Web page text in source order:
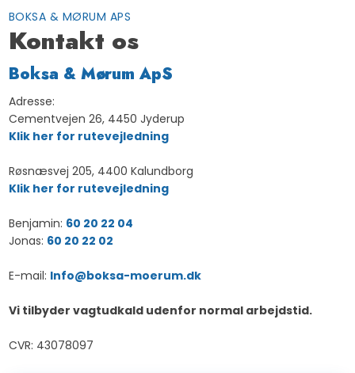
BOKSA & MØRUM APS
Kontakt os​
Boksa & Mørum ApS
Adresse:​
Cementvejen 26, 4450 Jyderup
Klik her for rutevejledning
Røsnæsvej 205, 4400 Kalundborg
Klik her for rutevejledning
Benjamin: 60 20 22 04
Jonas: 60 20 22 02
E-mail: Info@boksa-moerum.dk
Vi tilbyder vagtudkald udenfor normal arbejdstid.
CVR: 43078097​